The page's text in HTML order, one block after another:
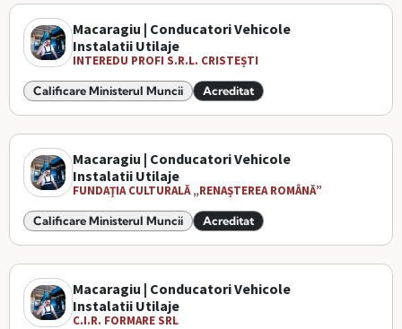
Macaragiu | Conducatori Vehicole
Instalatii Utilaje
INTEREDU PROFI S.R.L. CRISTEȘTI
Calificare Ministerul Muncii Acreditat
Macaragiu | Conducatori Vehicole
Instalatii Utilaje
FUNDAŢIA CULTURALĂ „RENAȘTEREA ROMÂNĂ”
Calificare Ministerul Muncii Acreditat
Macaragiu | Conducatori Vehicole
Instalatii Utilaje
C.I.R. FORMARE SRL